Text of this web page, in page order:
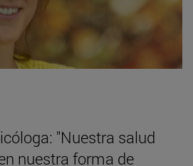
"Nuestra salud
nuestra forma de